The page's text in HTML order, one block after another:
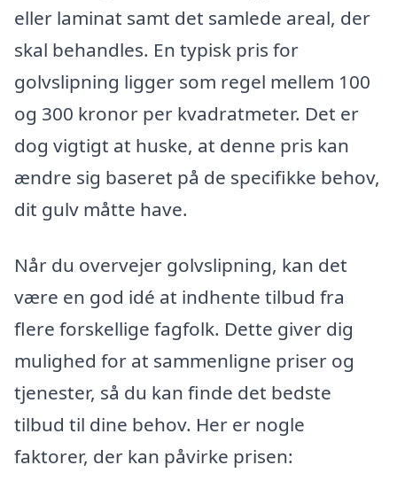
eller laminat samt det samlede areal, der
skal behandles. En typisk pris for
golvslipning ligger som regel mellem 100
og 300 kronor per kvadratmeter. Det er
dog vigtigt at huske, at denne pris kan
ændre sig baseret på de specifikke behov,
dit gulv måtte have.
Når du overvejer golvslipning, kan det
være en god idé at indhente tilbud fra
flere forskellige fagfolk. Dette giver dig
mulighed for at sammenligne priser og
tjenester, så du kan finde det bedste
tilbud til dine behov. Her er nogle
faktorer, der kan påvirke prisen: